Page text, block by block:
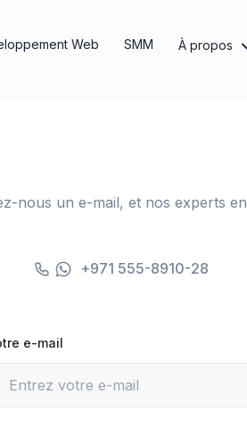
Web SMM À propos
nous un e-mail, et nos experts en
+971 555-8910-28
e-mail